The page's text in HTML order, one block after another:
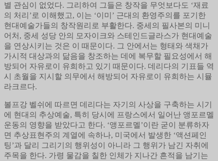
별 관심이 없었다. 그리하여 그들은 창작을 무엇보다도 ‘재료
의 처리’로 이해했고, 이는 ‘이미’ 근대의 환영주의를 포기한
현대예술가들의 창작원리로 부활한다. 중세의 필사본의 미니
어처, 중세 성당 안의 모자이크와 스테인드글라스가 현대예술
을 연상시키는 것은 이 때문이다. 그 안에서는 형태와 색채가
가시적 대상과의 닮음을 창조하는 데에 복무할 필요성에서 해
방되어 자유로이 유희하고 있기 때문이다. 데리다의 기표들 역
시 초월을 지시할 의무에서 해방되어 자유로이 유희하는 시뮬
라크르다.
볼프강 벨쉬에 따르면 데리다는 자기의 사상을 구축하는 시기
에 현대의 추상예술, 특히 당시에 프랑스에서 일어난 앵포르멜
운동의 영향을 받았다고 한다. ‘앵포르멜’이란 굳이 분류하자
면 추상표현주의 계열에 속하나, 미국에서 발생한 ‘액션페인
팅’과 달리 그리기의 행위성이 아니라 그 행위가 남긴 자취에
주목을 한다. 가령 물감을 칠한 인체가 지나간 흔적을 남기는